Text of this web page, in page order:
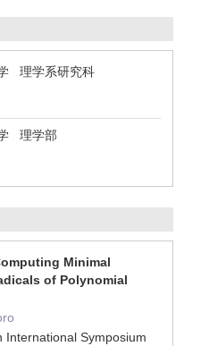
理学系研究科
理学部
Minimal
of Polynomial
International Symposium